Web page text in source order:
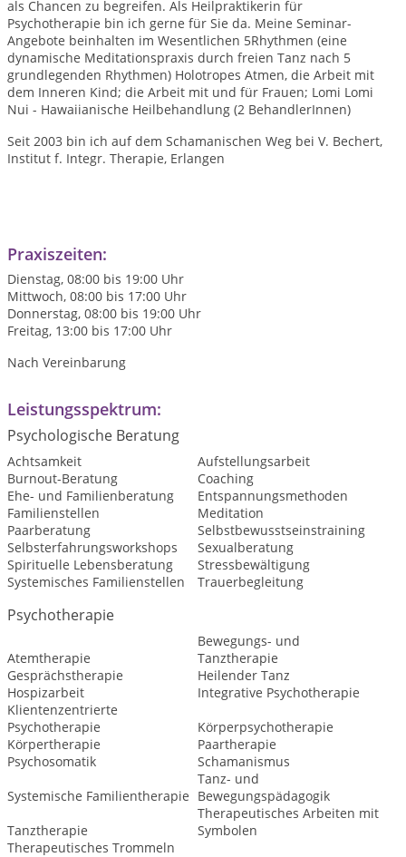
als Chancen zu begreifen. Als Heilpraktikerin für
Psychotherapie bin ich gerne für Sie da. Meine Seminar-
Angebote beinhalten im Wesentlichen 5Rhythmen (eine
dynamische Meditationspraxis durch freien Tanz nach 5
grundlegenden Rhythmen) Holotropes Atmen, die Arbeit mit
dem Inneren Kind; die Arbeit mit und für Frauen; Lomi Lomi
Nui - Hawaiianische Heilbehandlung (2 BehandlerInnen)
Seit 2003 bin ich auf dem Schamanischen Weg bei V. Bechert,
Institut f. Integr. Therapie, Erlangen
Praxiszeiten:
Dienstag, 08:00 bis 19:00 Uhr
Mittwoch, 08:00 bis 17:00 Uhr
Donnerstag, 08:00 bis 19:00 Uhr
Freitag, 13:00 bis 17:00 Uhr
Nach Vereinbarung
Leistungsspektrum:
Psychologische Beratung
Achtsamkeit
Aufstellungsarbeit
Burnout-Beratung
Coaching
Ehe- und Familienberatung
Entspannungsmethoden
Familienstellen
Meditation
Paarberatung
Selbstbewusstseinstraining
Selbsterfahrungsworkshops
Sexualberatung
Spirituelle Lebensberatung
Stressbewältigung
Systemisches Familienstellen
Trauerbegleitung
Psychotherapie
Atemtherapie
Bewegungs- und
Tanztherapie
Gesprächstherapie
Heilender Tanz
Hospizarbeit
Integrative Psychotherapie
Klientenzentrierte
Psychotherapie
Körperpsychotherapie
Körpertherapie
Paartherapie
Psychosomatik
Schamanismus
Systemische Familientherapie
Tanz- und
Bewegungspädagogik
Tanztherapie
Therapeutisches Arbeiten mit
Symbolen
Therapeutisches Trommeln